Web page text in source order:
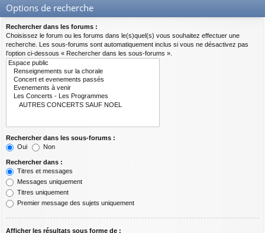
Options de recherche
Rechercher dans les forums :
Choisissez le forum ou les forums dans le(s)quel(s) vous souhaitez effectuer une
recherche. Les sous-forums sont automatiquement inclus si vous ne désactivez pas
l’option ci-dessous « Rechercher dans les sous-forums ».
Rechercher dans les sous-forums :
Oui
Non
Rechercher dans :
Titres et messages
Messages uniquement
Titres uniquement
Premier message des sujets uniquement
Afficher les résultats sous forme de :